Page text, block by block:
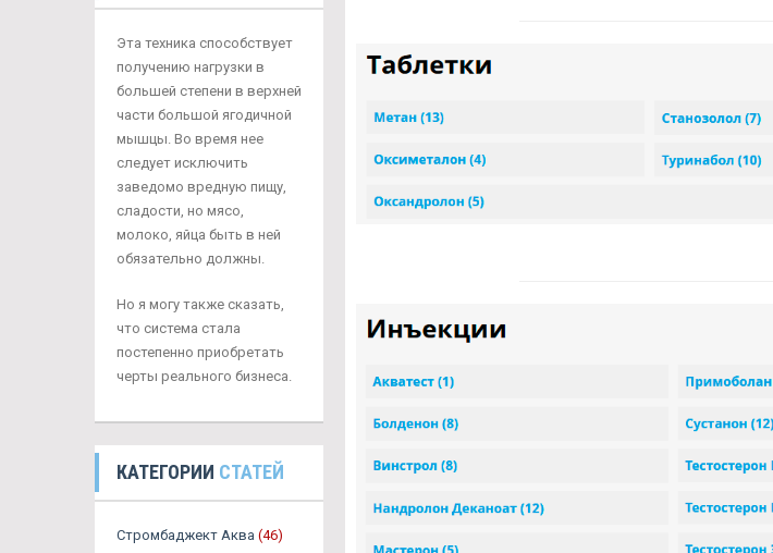
Эта техника способствует
получению нагрузки в
большей степени в верхней
части большой ягодичной
мышцы. Во время нее
следует исключить
заведомо вредную пищу,
сладости, но мясо,
молоко, яйца быть в ней
обязательно должны.
Но я могу также сказать,
что система стала
постепенно приобретать
черты реального бизнеса.
КАТЕГОРИИ СТАТЕЙ
Стромбаджект Аква (46)